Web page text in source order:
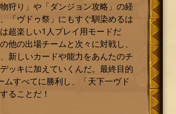
狩り」や「ダンジョン攻略」の経
「ヴドゥ祭」にもすぐ馴染めるは
超楽しい1人プレイ用モードだ
他の出場チームと次々に対戦し、
新しいカードや能力をあんたのチ
ッキに加えていくんだ。最終目的
ムすべてに勝利し、「天下一ヴド
ることだ！